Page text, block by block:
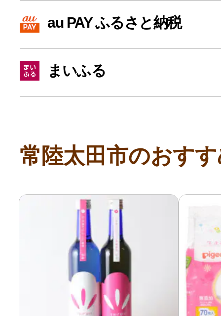
寄付上限額シミュレーション
個人事業主・フリーラン
個人事業・フリーランス
ふるさと納税の基礎知識
10秒ぴったり診断
au PAY ふるさと納税
まいふる
常陸太田市のおす